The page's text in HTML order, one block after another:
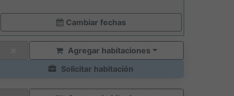
Cambiar fechas
Agregar habitaciones
Solicitar habitación